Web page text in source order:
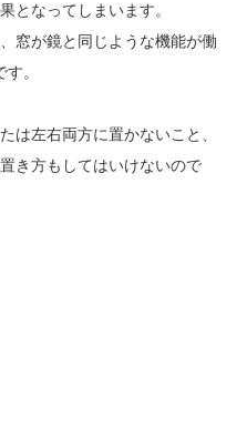
となってしまいます。
窓が鏡と同じような機能が働
。
は左右両方に置かないこと、
き方もしてはいけないので